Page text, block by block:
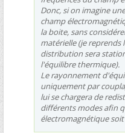
Donc, si on imagine
champ
la boite, sans
matérielle (je reprends
distribution sera
l'équilibre thermique).
Le rayonnement
uniquement par
lui se chargera de
différents modes afin
électromagnétique